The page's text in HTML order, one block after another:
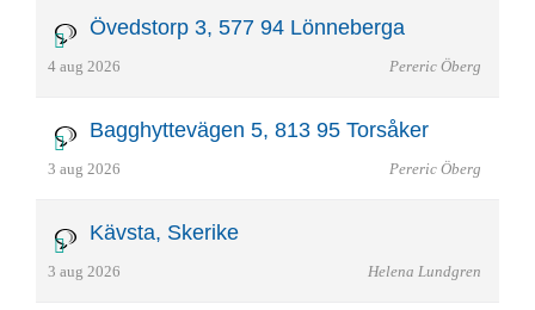
Övedstorp 3, 577 94 Lönneberga
4 aug 2026 Pereric Öberg
Bagghyttevägen 5, 813 95 Torsåker
3 aug 2026 Pereric Öberg
Kävsta, Skerike
3 aug 2026 Helena Lundgren